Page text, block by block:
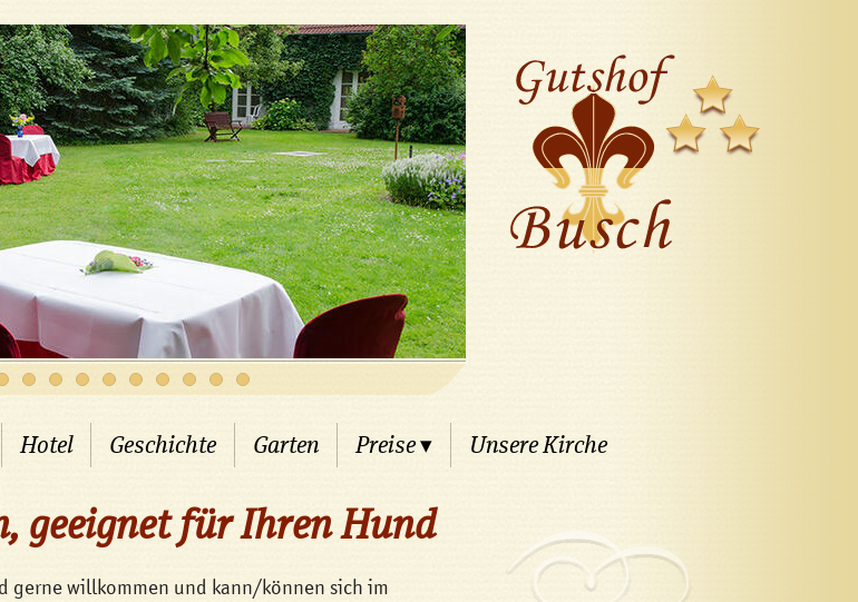
Hotel Geschichte Garten Preise▾ Unsere Kirche
geeignet für Ihren Hund
willkommen und kann/können sich im